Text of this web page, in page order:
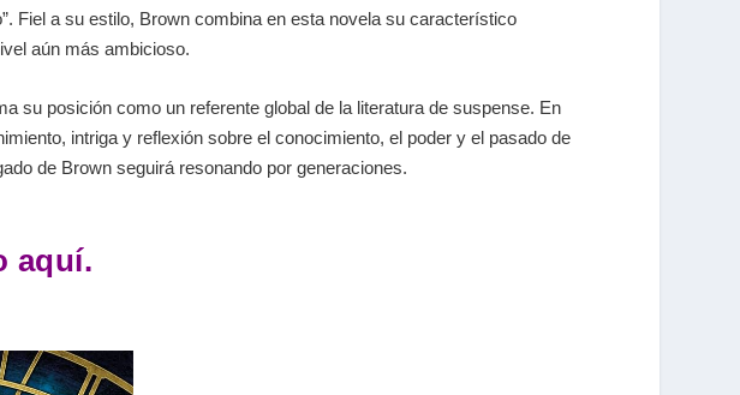
Fiel a su estilo, Brown combina en esta novela su característico
aún más ambicioso.
su posición como un referente global de la literatura de suspense. En
intriga y reflexión sobre el conocimiento, el poder y el pasado de
de Brown seguirá resonando por generaciones.
aquí.